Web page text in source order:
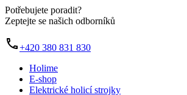
Potřebujete poradit?
Zeptejte se našich odborníků
+420 380 831 830
Holime
E-shop
Elektrické holicí strojky